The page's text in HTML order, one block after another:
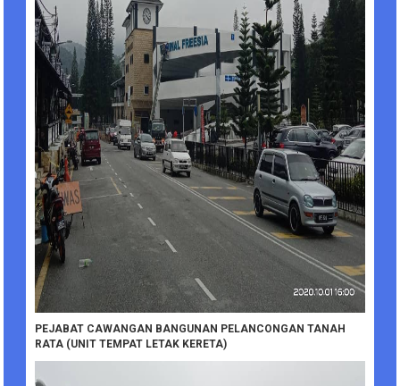
PEJABAT CAWANGAN BANGUNAN PELANCONGAN TANAH
RATA (UNIT TEMPAT LETAK KERETA)